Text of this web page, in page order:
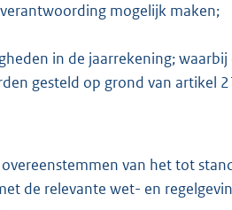
mogelijk maken;
in de jaarrekening;
gesteld op grond van artikel
van het tot
de relevante wet- en